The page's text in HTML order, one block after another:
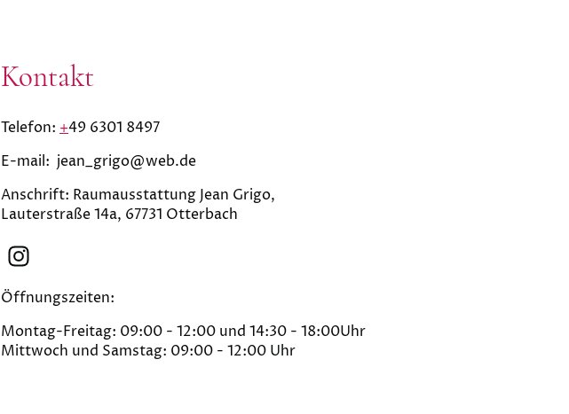
Kontakt
Telefon: +49 6301 8497
E-mail: jean_grigo@web.de
Anschrift: Raumausstattung Jean Grigo,
Lauterstraße 14a, 67731 Otterbach
Öffnungszeiten:
Montag-Freitag: 09:00 - 12:00 und 14:30 - 18:00Uhr
Mittwoch und Samstag: 09:00 - 12:00 Uhr